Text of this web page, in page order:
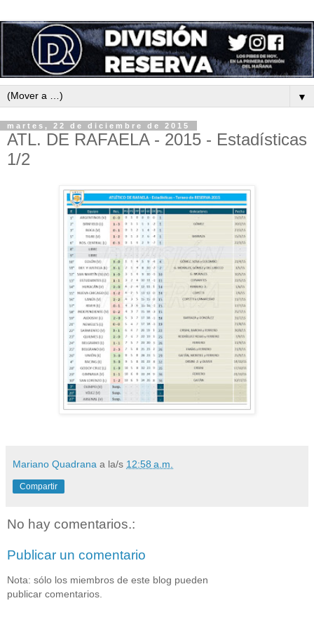
▼
martes, 22 de diciembre de 2015
ATL. DE RAFAELA - 2015 - Estadísticas
1/2
Mariano Quadrana a la/s 12:58 a.m.
Compartir
No hay comentarios.:
Publicar un comentario
Nota: sólo los miembros de este blog pueden
publicar comentarios.